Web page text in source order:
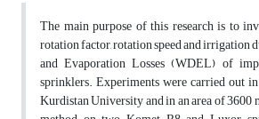
The main purpose of this research is to
rotation factor, rotation speed and
and Evaporation Losses (WDEL) of
sprinklers. Experiments were carried out
Kurdistan University and in an area of